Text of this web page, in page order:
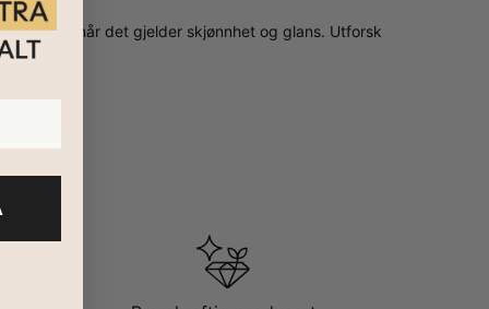
når det gjelder skjønnhet og glans. Utforsk